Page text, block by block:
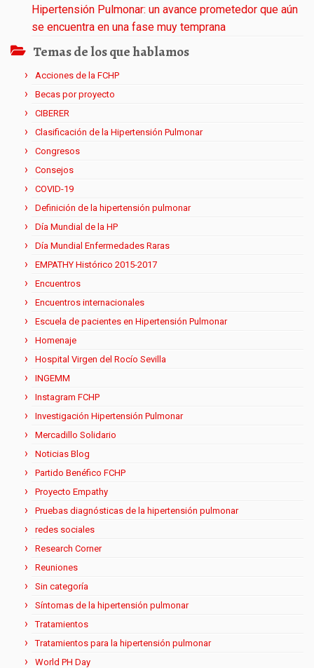
Hipertensión Pulmonar: un avance prometedor que aún
se encuentra en una fase muy temprana
Temas de los que hablamos
Acciones de la FCHP
Becas por proyecto
CIBERER
Clasificación de la Hipertensión Pulmonar
Congresos
Consejos
COVID-19
Definición de la hipertensión pulmonar
Día Mundial de la HP
Día Mundial Enfermedades Raras
EMPATHY Histórico 2015-2017
Encuentros
Encuentros internacionales
Escuela de pacientes en Hipertensión Pulmonar
Homenaje
Hospital Virgen del Rocío Sevilla
INGEMM
Instagram FCHP
Investigación Hipertensión Pulmonar
Mercadillo Solidario
Noticias Blog
Partido Benéfico FCHP
Proyecto Empathy
Pruebas diagnósticas de la hipertensión pulmonar
redes sociales
Research Corner
Reuniones
Sin categoría
Síntomas de la hipertensión pulmonar
Tratamientos
Tratamientos para la hipertensión pulmonar
World PH Day